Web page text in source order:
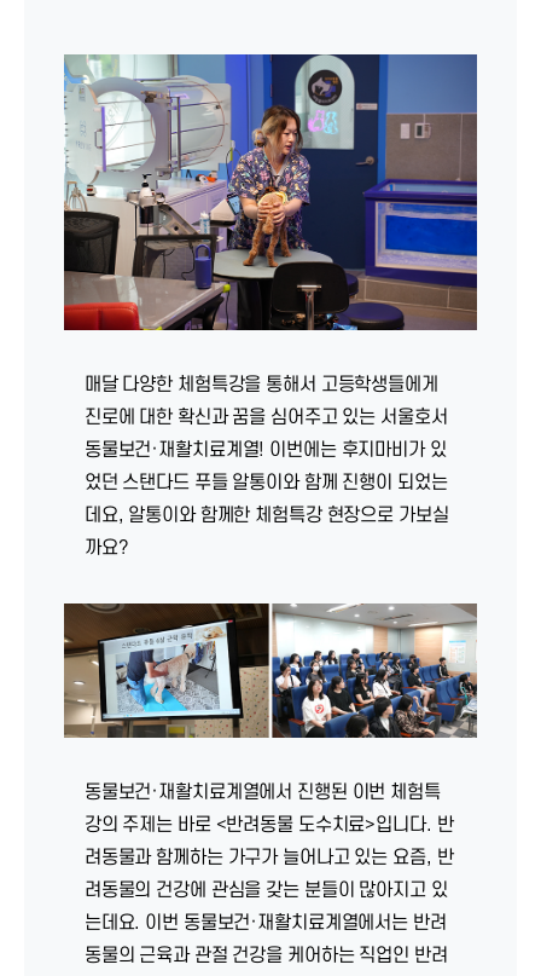
매달 다양한 체험특강을 통해서 고등학생들에게
진로에 대한 확신과 꿈을 심어주고 있는 서울호서
동물보건·재활치료계열! 이번에는 후지마비가 있
었던 스탠다드 푸들 알통이와 함께 진행이 되었는
데요, 알통이와 함께한 체험특강 현장으로 가보실
까요?
동물보건·재활치료계열에서 진행된 이번 체험특
강의 주제는 바로 <반려동물 도수치료>입니다. 반
려동물과 함께하는 가구가 늘어나고 있는 요즘, 반
려동물의 건강에 관심을 갖는 분들이 많아지고 있
는데요. 이번 동물보건·재활치료계열에서는 반려
동물의 근육과 관절 건강을 케어하는 직업인 반려